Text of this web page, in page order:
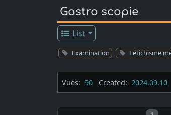
Gastro scopie
List
Examination Fétichisme
Vues: 90 Created: 2024.09.10